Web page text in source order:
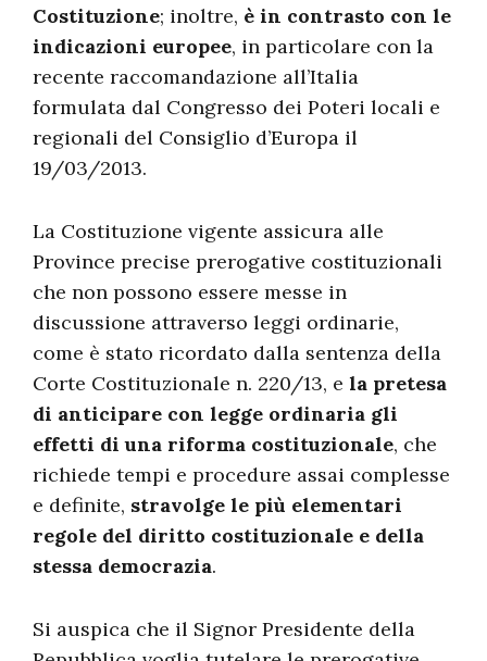
Costituzione; inoltre, è in contrasto con le
indicazioni europee, in particolare con la
recente raccomandazione all’Italia
formulata dal Congresso dei Poteri locali e
regionali del Consiglio d’Europa il
19/03/2013.
La Costituzione vigente assicura alle
Province precise prerogative costituzionali
che non possono essere messe in
discussione attraverso leggi ordinarie,
come è stato ricordato dalla sentenza della
Corte Costituzionale n. 220/13, e la pretesa
di anticipare con legge ordinaria gli
effetti di una riforma costituzionale, che
richiede tempi e procedure assai complesse
e definite, stravolge le più elementari
regole del diritto costituzionale e della
stessa democrazia.
Si auspica che il Signor Presidente della